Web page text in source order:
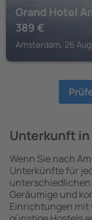
Grand Hotel
389 €
Amsterdam, 26
Unterkunft
Wenn Sie nach
Unterkünfte für
Geräumige und
Einrichtungen